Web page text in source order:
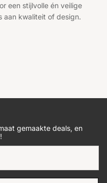
een stijlvolle én veilige
aan kwaliteit of design.
gemaakte deals, en